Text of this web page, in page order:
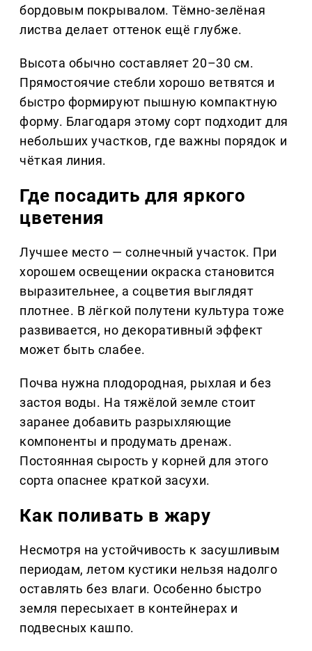
бордовым покрывалом. Тёмно-зелёная
листва делает оттенок ещё глубже.
Высота обычно составляет 20–30 см.
Прямостоячие стебли хорошо ветвятся и
быстро формируют пышную компактную
форму. Благодаря этому сорт подходит для
небольших участков, где важны порядок и
чёткая линия.
Где посадить для яркого
цветения
Лучшее место — солнечный участок. При
хорошем освещении окраска становится
выразительнее, а соцветия выглядят
плотнее. В лёгкой полутени культура тоже
развивается, но декоративный эффект
может быть слабее.
Почва нужна плодородная, рыхлая и без
застоя воды. На тяжёлой земле стоит
заранее добавить разрыхляющие
компоненты и продумать дренаж.
Постоянная сырость у корней для этого
сорта опаснее краткой засухи.
Как поливать в жару
Несмотря на устойчивость к засушливым
периодам, летом кустики нельзя надолго
оставлять без влаги. Особенно быстро
земля пересыхает в контейнерах и
подвесных кашпо.